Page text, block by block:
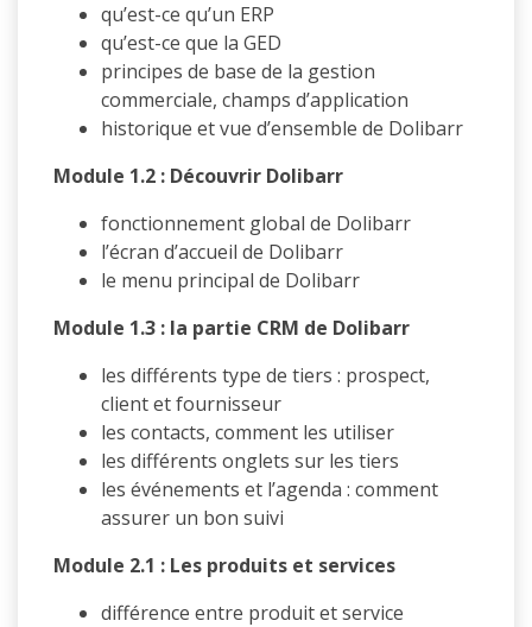
qu’est-ce qu’un ERP
qu’est-ce que la GED
principes de base de la gestion
commerciale, champs d’application
historique et vue d’ensemble de Dolibarr
Module 1.2 : Découvrir Dolibarr
fonctionnement global de Dolibarr
l’écran d’accueil de Dolibarr
le menu principal de Dolibarr
Module 1.3 : la partie CRM de Dolibarr
les différents type de tiers : prospect,
client et fournisseur
les contacts, comment les utiliser
les différents onglets sur les tiers
les événements et l’agenda : comment
assurer un bon suivi
Module 2.1 : Les produits et services
différence entre produit et service